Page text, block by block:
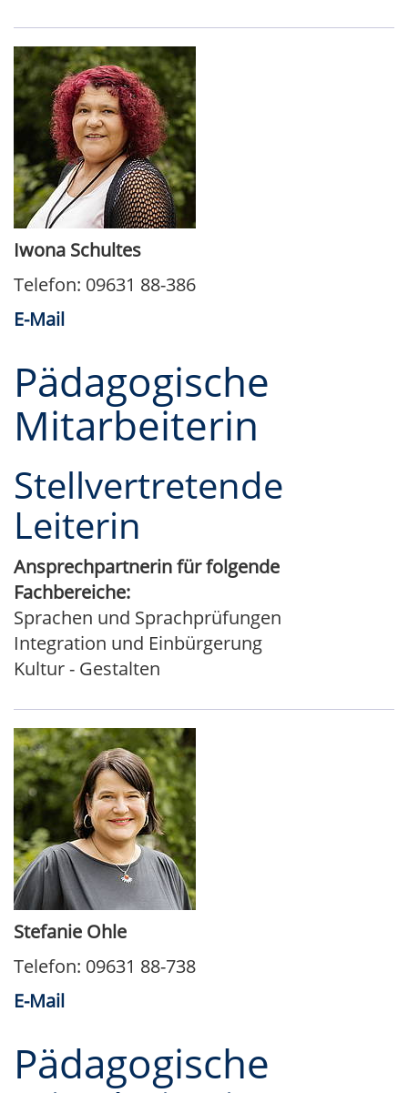
Iwona Schultes
Telefon: 09631 88-386
E-Mail
Pädagogische
Mitarbeiterin
Stellvertretende
Leiterin
Ansprechpartnerin für folgende
Fachbereiche:
Sprachen und Sprachprüfungen
Integration und Einbürgerung
Kultur - Gestalten
Stefanie Ohle
Telefon: 09631 88-738
E-Mail
Pädagogische